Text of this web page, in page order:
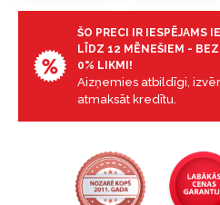
ŠO PRECI IR IESPĒJAMS
LĪDZ 12 MĒNEŠIEM -
0% LIKMI!
Aizņemies atbildīgi,
atmaksāt kredītu.